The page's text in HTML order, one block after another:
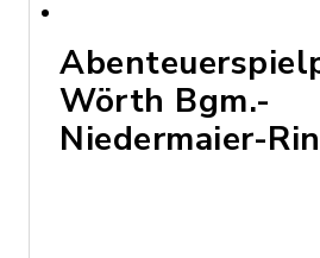
Wörth Bgm.-
Niedermaier-